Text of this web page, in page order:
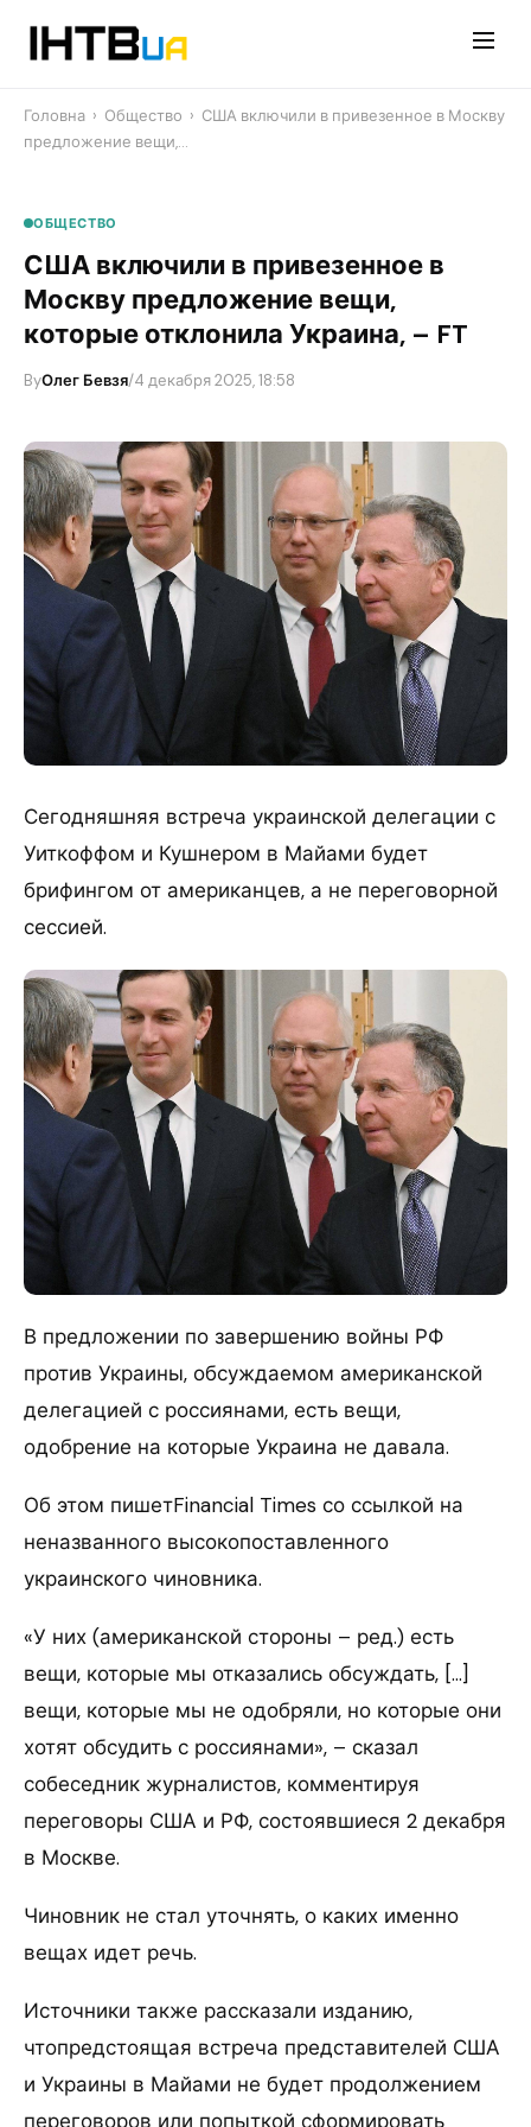
Головна › Общество › США включили в привезенное в Москву
предложение вещи,…
ОБЩЕСТВО
США включили в привезенное в
Москву предложение вещи,
которые отклонила Украина, – FT
ByОлег Бевзя/4 декабря 2025, 18:58
Сегодняшняя встреча украинской делегации с
Уиткоффом и Кушнером в Майами будет
брифингом от американцев, а не переговорной
сессией.
В предложении по завершению войны РФ
против Украины, обсуждаемом американской
делегацией с россиянами, есть вещи,
одобрение на которые Украина не давала.
Об этом пишетFinancial Times со ссылкой на
неназванного высокопоставленного
украинского чиновника.
«У них (американской стороны – ред.) есть
вещи, которые мы отказались обсуждать, […]
вещи, которые мы не одобряли, но которые они
хотят обсудить с россиянами», – сказал
собеседник журналистов, комментируя
переговоры США и РФ, состоявшиеся 2 декабря
в Москве.
Чиновник не стал уточнять, о каких именно
вещах идет речь.
Источники также рассказали изданию,
чтопредстоящая встреча представителей США
и Украины в Майами не будет продолжением
переговоров или попыткой сформировать